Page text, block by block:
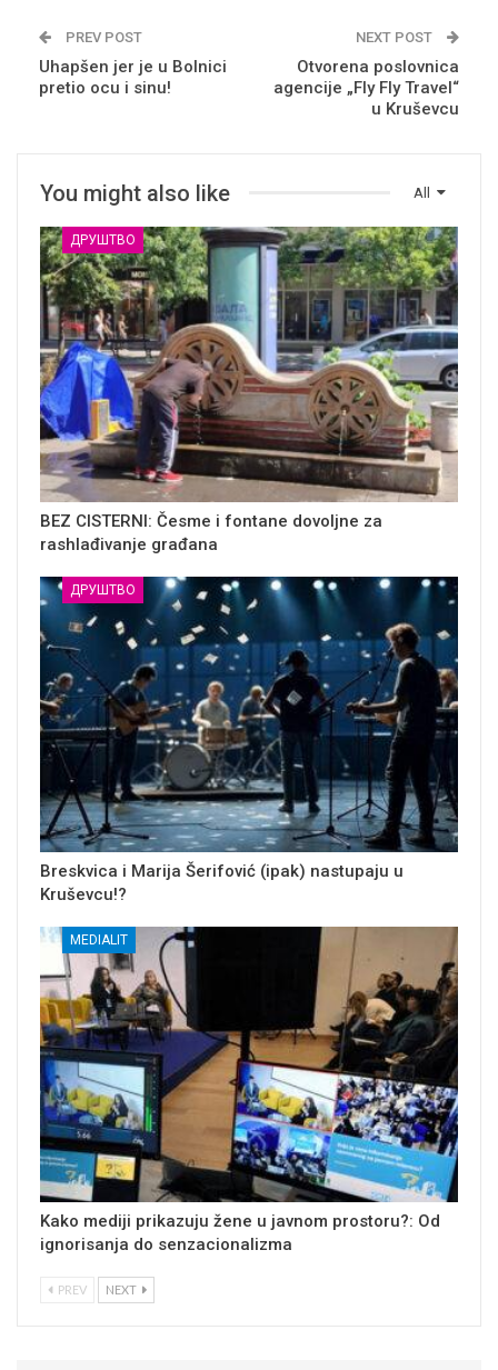
PREV POST
Uhapšen jer je u Bolnici
pretio ocu i sinu!
NEXT POST
Otvorena poslovnica
agencije „Fly Fly Travel“
u Kruševcu
All
You might also like
ДРУШТВО
BEZ CISTERNI: Česme i fontane dovoljne za
rashlađivanje građana
ДРУШТВО
Breskvica i Marija Šerifović (ipak) nastupaju u
Kruševcu!?
MEDIALIT
Kako mediji prikazuju žene u javnom prostoru?: Od
ignorisanja do senzacionalizma
PREV NEXT